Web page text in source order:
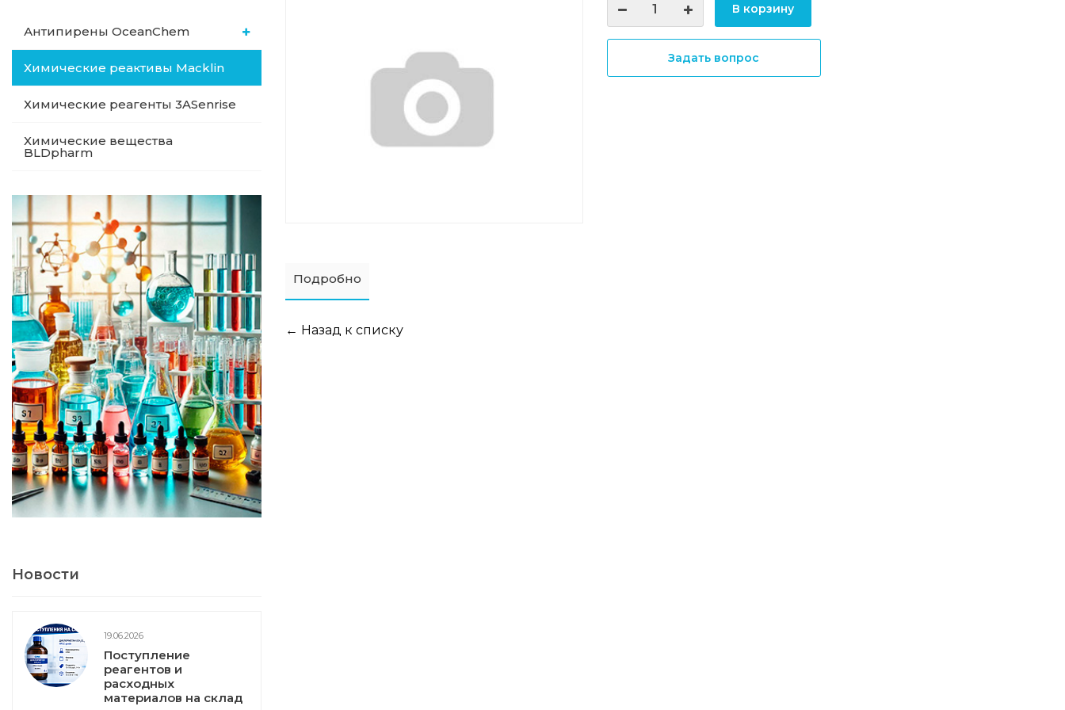
Антипирены OceanСhem
Химические реактивы Macklin
Химические реагенты 3ASenrise
Химические вещества
BLDpharm
Новости
19.06.2026
Поступление
реагентов и
расходных
материалов на склад
В корзину
Задать вопрос
Подробно
← Назад к списку